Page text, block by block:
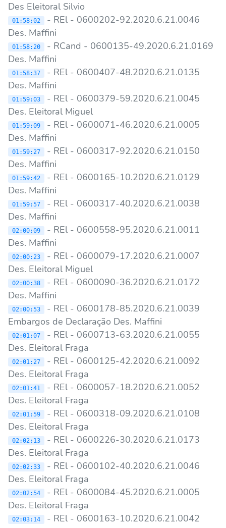
Des Eleitoral Silvio
01:58:02
- REl - 0600202-92.2020.6.21.0046
Des. Maffini
01:58:20
- RCand - 0600135-49.2020.6.21.0169
Des. Maffini
01:58:37
- REl - 0600407-48.2020.6.21.0135
Des. Maffini
01:59:03
- REl - 0600379-59.2020.6.21.0045
Des. Eleitoral Miguel
01:59:09
- REl - 0600071-46.2020.6.21.0005
Des. Maffini
01:59:27
- REl - 0600317-92.2020.6.21.0150
Des. Maffini
01:59:42
- REl - 0600165-10.2020.6.21.0129
Des. Maffini
01:59:57
- REl - 0600317-40.2020.6.21.0038
Des. Maffini
02:00:09
- REl - 0600558-95.2020.6.21.0011
Des. Maffini
02:00:23
- REl - 0600079-17.2020.6.21.0007
Des. Eleitoral Miguel
02:00:38
- REl - 0600090-36.2020.6.21.0172
Des. Maffini
02:00:53
- REl - 0600178-85.2020.6.21.0039
Embargos de Declaração Des. Maffini
02:01:07
- REl - 0600713-63.2020.6.21.0055
Des. Eleitoral Fraga
02:01:27
- REl - 0600125-42.2020.6.21.0092
Des. Eleitoral Fraga
02:01:41
- REl - 0600057-18.2020.6.21.0052
Des. Eleitoral Fraga
02:01:59
- REl - 0600318-09.2020.6.21.0108
Des. Eleitoral Fraga
02:02:13
- REl - 0600226-30.2020.6.21.0173
Des. Eleitoral Fraga
02:02:33
- REl - 0600102-40.2020.6.21.0046
Des. Eleitoral Fraga
02:02:54
- REl - 0600084-45.2020.6.21.0005
Des. Eleitoral Fraga
02:03:14
- REl - 0600163-10.2020.6.21.0042